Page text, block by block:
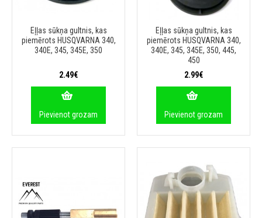
Eļļas sūkņa gultnis, kas
piemērots HUSQVARNA 340,
340E, 345, 345E, 350
2.49€
Pievienot grozam
Eļļas sūkņa gultnis, kas
piemērots HUSQVARNA 340,
340E, 345, 345E, 350, 445,
450
2.99€
Pievienot grozam